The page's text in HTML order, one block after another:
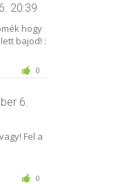
20:39
hogy
bajod! :
0
6.
Fel a
0